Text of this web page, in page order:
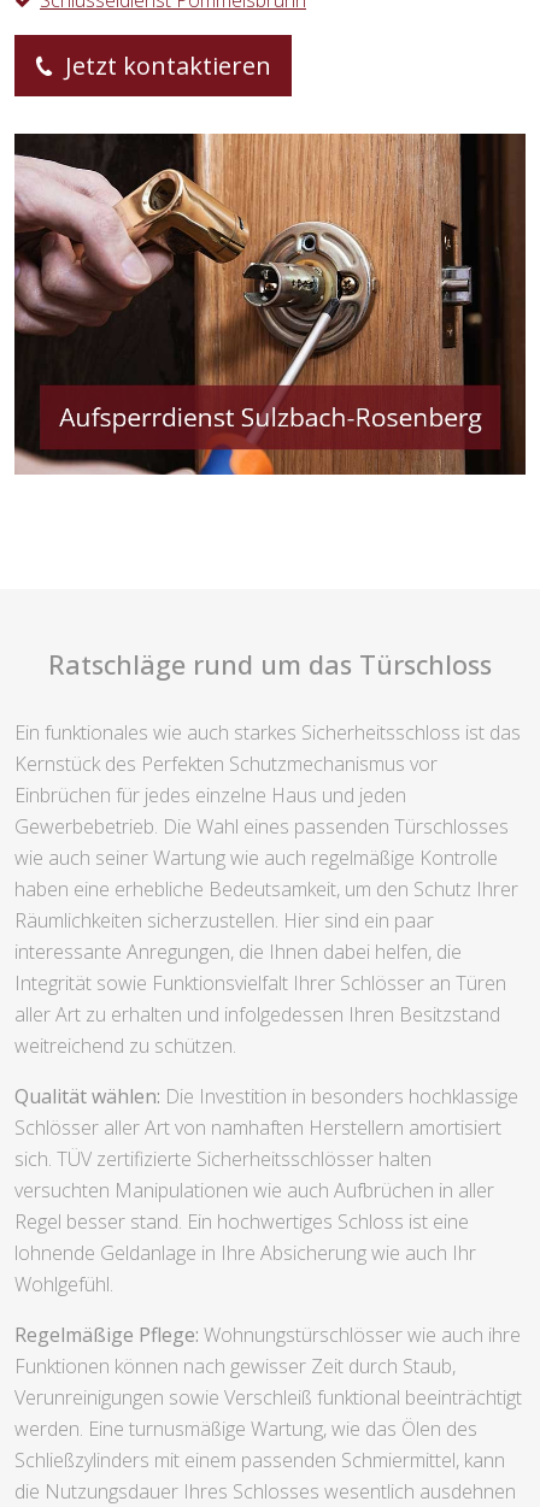
Jetzt kontaktieren
Ratschläge rund um das Türschloss
Ein funktionales wie auch starkes Sicherheitsschloss ist das
Kernstück des Perfekten Schutzmechanismus vor
Einbrüchen für jedes einzelne Haus und jeden
Gewerbebetrieb. Die Wahl eines passenden Türschlosses
wie auch seiner Wartung wie auch regelmäßige Kontrolle
haben eine erhebliche Bedeutsamkeit, um den Schutz Ihrer
Räumlichkeiten sicherzustellen. Hier sind ein paar
interessante Anregungen, die Ihnen dabei helfen, die
Integrität sowie Funktionsvielfalt Ihrer Schlösser an Türen
aller Art zu erhalten und infolgedessen Ihren Besitzstand
weitreichend zu schützen.
Qualität wählen: Die Investition in besonders hochklassige
Schlösser aller Art von namhaften Herstellern amortisiert
sich. TÜV zertifizierte Sicherheitsschlösser halten
versuchten Manipulationen wie auch Aufbrüchen in aller
Regel besser stand. Ein hochwertiges Schloss ist eine
lohnende Geldanlage in Ihre Absicherung wie auch Ihr
Wohlgefühl.
Regelmäßige Pflege: Wohnungstürschlösser wie auch ihre
Funktionen können nach gewisser Zeit durch Staub,
Verunreinigungen sowie Verschleiß funktional beeinträchtigt
werden. Eine turnusmäßige Wartung, wie das Ölen des
Schließzylinders mit einem passenden Schmiermittel, kann
die Nutzungsdauer Ihres Schlosses wesentlich ausdehnen